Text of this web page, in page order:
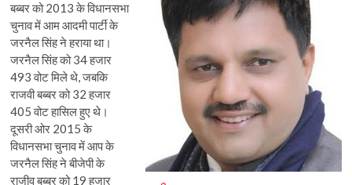
बब्बर को 2013 के विधानसभा
चुनाव में आम आदमी पार्टी के
जरनैल सिंह ने हराया था।
जरनैल सिंह को 34 हजार
493 वोट मिले थे, जबकि
राजवी बब्बर को 32 हजार
405 वोट हासिल हुए थे।
दूसरी ओर 2015 के
विधानसभा चुनाव में आप के
जरनैल सिंह ने बीजेपी के
राजीव बब्बर को 19 हजार